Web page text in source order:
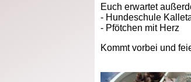
Euch erwartet
- Hundeschule
- Pfötchen mit Herz
Kommt vorbei und